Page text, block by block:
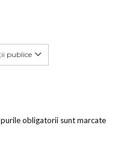
publice
obligatorii sunt marcate